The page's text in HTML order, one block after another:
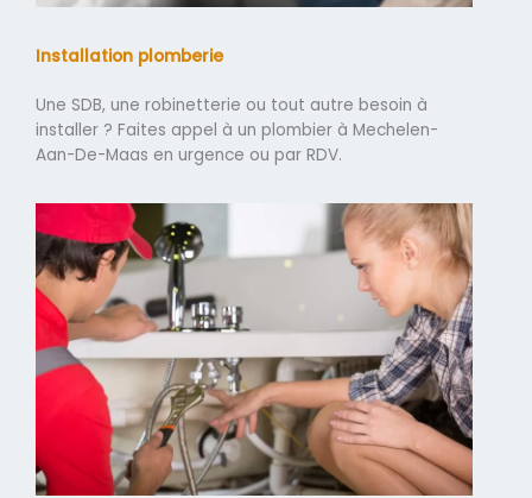
Installation plomberie
Une SDB, une robinetterie ou tout autre besoin à
installer ? Faites appel à un plombier à Mechelen-
Aan-De-Maas en urgence ou par RDV.